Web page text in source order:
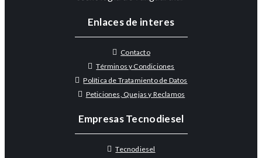
Enlaces de interes
Contacto
Términos y Condiciones
Política de Tratamiento de Datos
Peticiones, Quejas y Reclamos
Empresas Tecnodiesel
Tecnodiesel